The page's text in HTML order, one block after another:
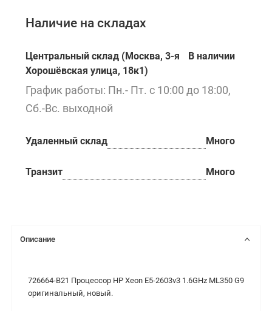
Наличие на складах
Центральный склад (Москва, 3-я
Хорошёвская улица, 18к1)
В наличии
График работы: Пн.- Пт. с 10:00 до 18:00,
Сб.-Вс. выходной
Удаленный склад Много
Транзит Много
Описание
726664-B21 Процессор HP Xeon E5-2603v3 1.6GHz ML350 G9
оригинальный, новый.